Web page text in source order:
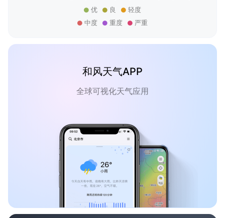
优
良
轻度
中度
重度 严重
和风天气APP
全球可视化天气应用